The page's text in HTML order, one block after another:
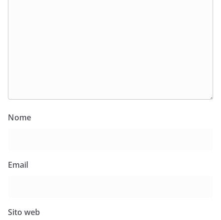
Nome
Email
Sito web